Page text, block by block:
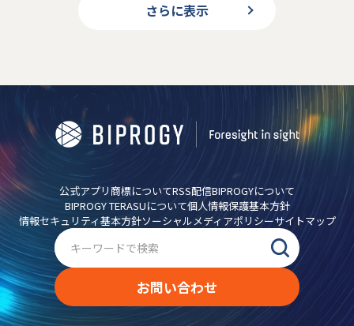
さらに表示
公式アプリ 商標についてRSS配信BIPROGYについて
BIPROGY TERASUについて個人情報保護基本方針
情報セキュリティ基本方針ソーシャルメディアポリシーサイトマップ
お問い合わせ